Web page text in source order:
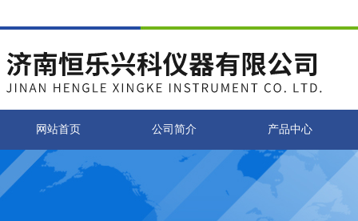
网站首页 公司简介 产品中心